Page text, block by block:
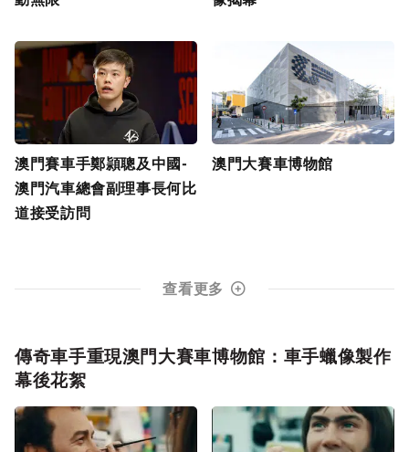
澳門賽車手鄭頴聰及中國-
澳門汽車總會副理事長何比
道接受訪問
澳門大賽車博物館
查看更多
傳奇車手重現澳門大賽車博物館：車手蠟像製作
幕後花絮